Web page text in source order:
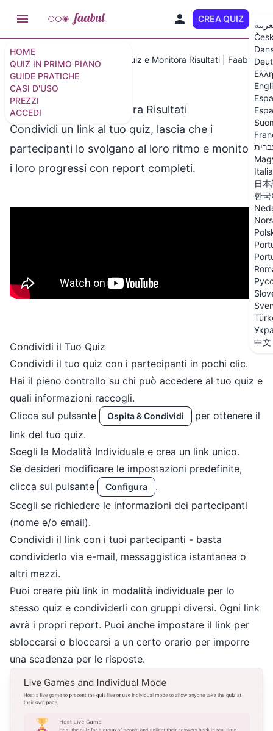
HOME
QUIZ IN PRIMO PIANO
GUIDE PRATICHE
CASI D'USO
PREZZI
ACCEDI
CREA QUIZ
日
한
中文
Guide pratiche Condividi Quiz e Monitora Risultati | Faabul
Condividi Quiz e Monitora Risultati
Condividi un link al tuo quiz, lascia che i
partecipanti lo svolgano al loro ritmo e monitora
i loro progressi con report completi.
Condividi il Tuo Quiz
Condividi il tuo quiz con i partecipanti in pochi clic.
Hai il pieno controllo su chi può accedere al tuo quiz e
quali informazioni raccogli.
Clicca sul pulsante
Ospita & Condividi
per ottenere il
link del tuo quiz.
Scegli la Modalità Individuale e crea un link unico.
Se desideri modificare le impostazioni predefinite,
clicca sul pulsante
Configura
.
Scegli se richiedere le informazioni dei partecipanti
(nome e/o email).
Condividi il link con i tuoi partecipanti - basta
condividerlo via e-mail, messaggistica istantanea o
altri mezzi.
Puoi creare più link in modalità individuale per lo
stesso quiz e condividerli con gruppi diversi. Ogni link
avrà i propri report. Puoi anche impostare il link per
sbloccarsi o bloccarsi a un certo orario per imporre
una scadenza per le risposte.